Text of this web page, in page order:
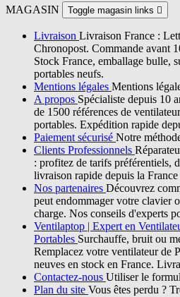
MAGASIN Toggle magasin links 
Livraison Livraison France :
Chronopost. Commande avant
Stock France, emballage bulle,
portables neufs.
Mentions légales Mentions
A propos Spécialiste depuis 10
de 1500 références de
portables. Expédition rapide
Paiement sécurisé Notre
Clients Professionnels
: profitez de tarifs préférentiels,
livraison rapide depuis la
Nos partenaires Découvrez
peut endommager votre clavier
charge. Nos conseils d'experts
Ventilaptop | Expert en
Portables Surchauffe, bruit ou
Remplacez votre ventilateur de
neuves en stock en France.
Contactez-nous Utiliser le
Plan du site Vous êtes perdu ?